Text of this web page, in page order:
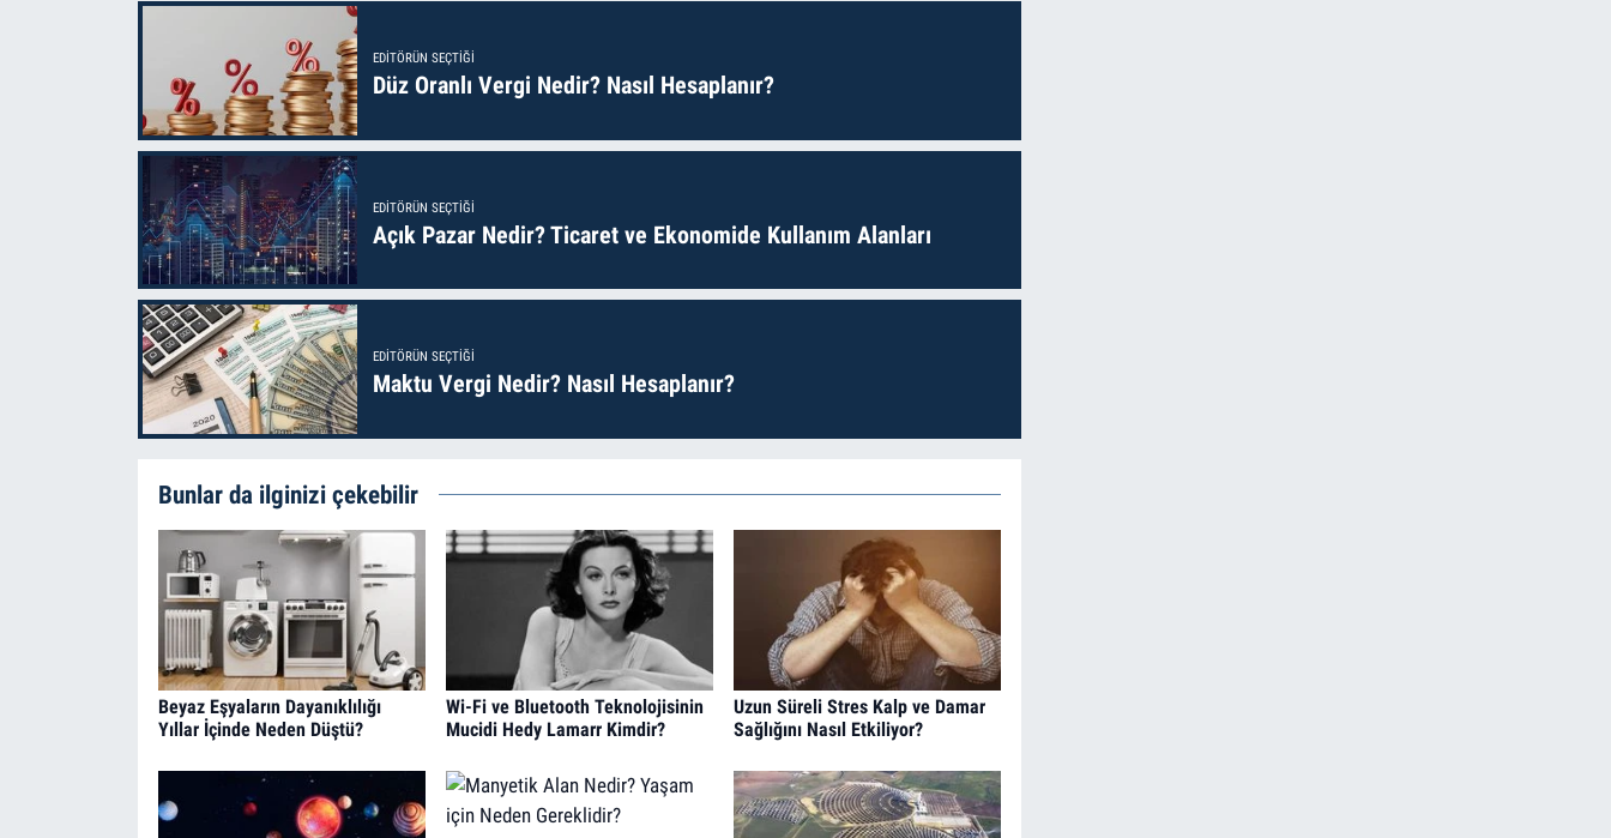
EDITÖRÜN SEÇTIĞI
Düz Oranlı Vergi Nedir? Nasıl Hesaplanır?
EDITÖRÜN SEÇTIĞI
Açık Pazar Nedir? Ticaret ve Ekonomide Kullanım Alanları
EDITÖRÜN SEÇTIĞI
Maktu Vergi Nedir? Nasıl Hesaplanır?
Bunlar da ilginizi çekebilir
Beyaz Eşyaların Dayanıklılığı
Yıllar İçinde Neden Düştü?
Wi-Fi ve Bluetooth Teknolojisinin
Mucidi Hedy Lamarr Kimdir?
Uzun Süreli Stres Kalp ve Damar
Sağlığını Nasıl Etkiliyor?